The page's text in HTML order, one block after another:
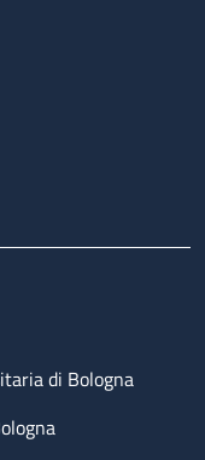
di Bologna